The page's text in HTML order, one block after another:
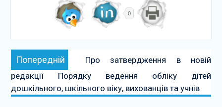
0
Навігація
записів
Попередній Попередній:
Про затвердження в новій
редакції Порядку ведення обліку дітей
дошкільного, шкільного віку, вихованців та учнів